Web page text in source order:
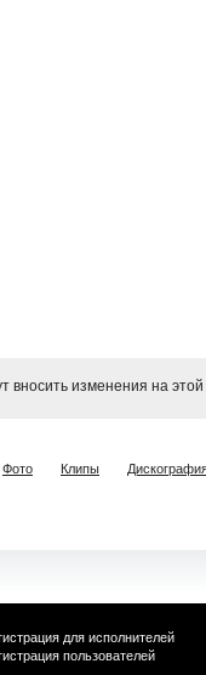
вносить изменения на
Фото Клипы
для исполнителей
пользователей